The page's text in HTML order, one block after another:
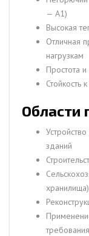
— А1)
Высокая
Отличная
нагрузкам
Простота
Стойкость
Области
зданий
хранилища)